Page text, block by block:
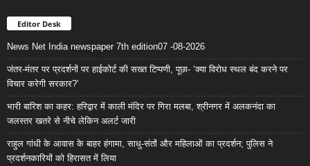
Editor Desk
News Net India newspaper 7th edition07 -08-2026
जंतर-मंतर पर प्रदर्शनों पर हाईकोर्ट की सख्त टिप्पणी, पूछा- ‘क्या विरोध स्थल बंद करने पर
विचार करेगी सरकार?’
भारी बारिश का कहर: हरिद्वार में काली मंदिर पर गिरा मलबा, श्रीनगर में अलकनंदा का
जलस्तर खतरे से नीचे लेकिन अलर्ट जारी
राहुल गांधी के आवास के बाहर हंगामा, साधु-संतों और महिलाओं का प्रदर्शन; पुलिस ने
प्रदर्शनकारियों को हिरासत में लिया